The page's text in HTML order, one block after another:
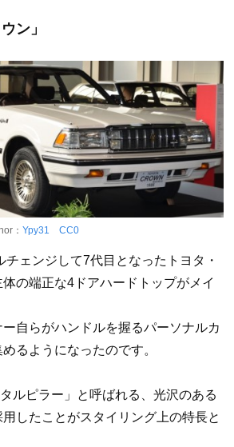
ン」
： Ypy31 CC0
チェンジして7代目となったトヨタ・
の端正な4ドアハードトップがメイ
自らがハンドルを握るパーソナルカ
るようになったのです。
ルピラー」と呼ばれる、光沢のある
したことがスタイリング上の特長と